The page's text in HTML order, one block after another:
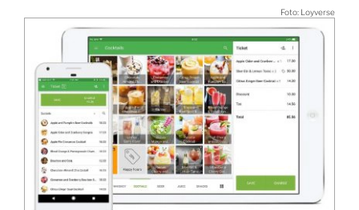
Foto: Loyverse